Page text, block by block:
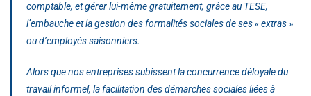
comptable, et gérer lui-même gratuitement, grâce au TESE,
l’embauche et la gestion des formalités sociales de ses « extras »
ou d’employés saisonniers.
Alors que nos entreprises subissent la concurrence déloyale du
travail informel, la facilitation des démarches sociales liées à